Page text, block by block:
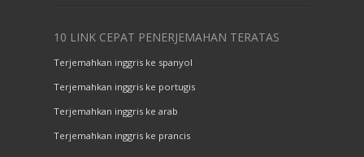
10 LINK CEPAT PENERJEMAHAN TERATAS
Terjemahkan inggris ke spanyol
Terjemahkan inggris ke portugis
Terjemahkan inggris ke arab
Terjemahkan inggris ke prancis